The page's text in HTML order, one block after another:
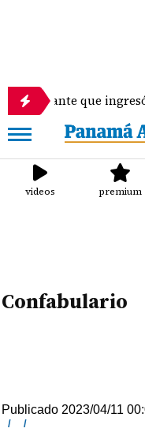
que ingresó
videos premium
Confabulario
Publicado 2023/04/11
/ /